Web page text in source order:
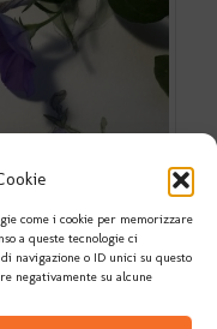
come i cookie per memorizzare
a queste tecnologie ci
navigazione o ID unici su questo
negativamente su alcune